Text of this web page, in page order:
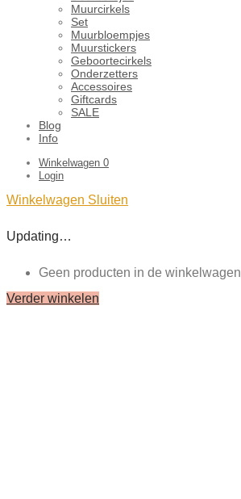
Muurcirkels
Set
Muurbloempjes
Muurstickers
Geboortecirkels
Onderzetters
Accessoires
Giftcards
SALE
Blog
Info
Winkelwagen 0
Login
Winkelwagen Sluiten
Updating…
Geen producten in de
Verder winkelen